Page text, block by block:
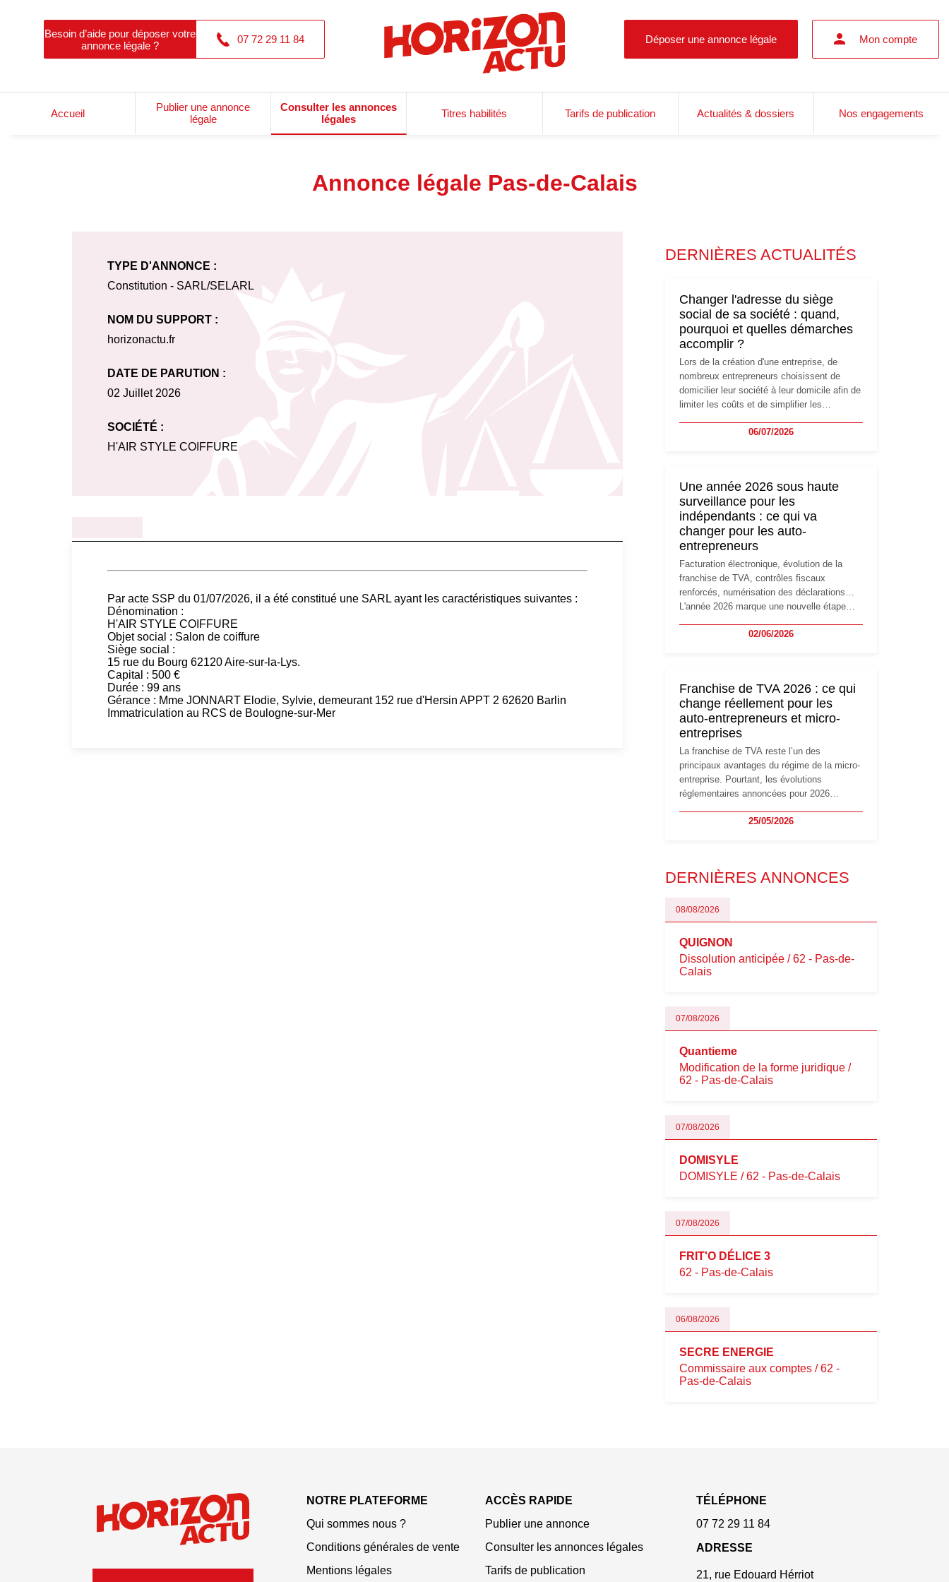
Besoin d’aide pour déposer votre
annonce légale ?
07 72 29 11 84 Déposer une annonce légale Mon compte
Accueil
Publier une annonce
légale
Consulter les annonces
légales
Titres habilités Tarifs de publication Actualités & dossiers Nos engagements
Annonce légale Pas-de-Calais
TYPE D'ANNONCE :
Constitution - SARL/SELARL
NOM DU SUPPORT :
horizonactu.fr
DATE DE PARUTION :
02 Juillet 2026
SOCIÉTÉ :
H'AIR STYLE COIFFURE
Par acte SSP du 01/07/2026, il a été constitué une SARL ayant les caractéristiques suivantes :
Dénomination :
H'AIR STYLE COIFFURE
Objet social : Salon de coiffure
Siège social :
15 rue du Bourg 62120 Aire-sur-la-Lys.
Capital : 500 €
Durée : 99 ans
Gérance : Mme JONNART Elodie, Sylvie, demeurant 152 rue d'Hersin APPT 2 62620 Barlin
Immatriculation au RCS de Boulogne-sur-Mer
DERNIÈRES ACTUALITÉS
Changer l'adresse du siège
social de sa société : quand,
pourquoi et quelles démarches
accomplir ?
Lors de la création d'une entreprise, de
nombreux entrepreneurs choisissent de
domicilier leur société à leur domicile afin de
limiter les coûts et de simplifier les
l'activité, cette solution peut rapidement
siège social répond souvent à une nouvelle
étape de la vie de l'entreprise et implique
plusieurs formalités obligatoires.
06/07/2026
Une année 2026 sous haute
surveillance pour les
indépendants : ce qui va
changer pour les auto-
entrepreneurs
Facturation électronique, évolution de la
franchise de TVA, contrôles fiscaux
renforcés, numérisation des déclarations…
L'année 2026 marque une nouvelle étape
travailleurs indépendants. Si le régime de la
réglementaire plus exigeant. Décryptage des
principaux changements et des précautions
à prendre pour éviter les mauvaises
surprises.
02/06/2026
Franchise de TVA 2026 : ce qui
change réellement pour les
auto-entrepreneurs et micro-
entreprises
La franchise de TVA reste l’un des
principaux avantages du régime de la micro-
entreprise. Pourtant, les évolutions
réglementaires annoncées pour 2026
les auto-entrepreneurs, artisans et
évoluent dans un contexte de contrôle
oblige les indépendants à rester
particulièrement vigilants.
25/05/2026
DERNIÈRES ANNONCES
08/08/2026
QUIGNON
Dissolution anticipée / 62 - Pas-de-
Calais
07/08/2026
Quantieme
Modification de la forme juridique /
62 - Pas-de-Calais
07/08/2026
DOMISYLE
DOMISYLE / 62 - Pas-de-Calais
07/08/2026
FRIT'O DÉLICE 3
62 - Pas-de-Calais
06/08/2026
SECRE ENERGIE
Commissaire aux comptes / 62 -
Pas-de-Calais
NOTRE PLATEFORME
Qui sommes nous ?
Conditions générales de vente
Mentions légales
ACCÈS RAPIDE
Publier une annonce
Consulter les annonces légales
Tarifs de publication
TÉLÉPHONE
07 72 29 11 84
ADRESSE
21, rue Edouard Hérriot